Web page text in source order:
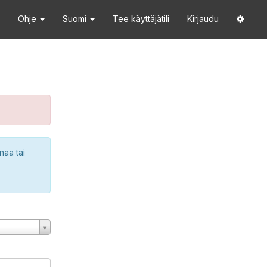
Ohje Suomi Tee käyttäjätili Kirjaudu
tai